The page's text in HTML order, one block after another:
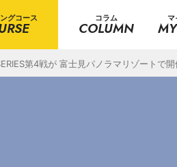
グコース コラム
COLUMN
マ
第4戦が 富士見パノラマリゾートで